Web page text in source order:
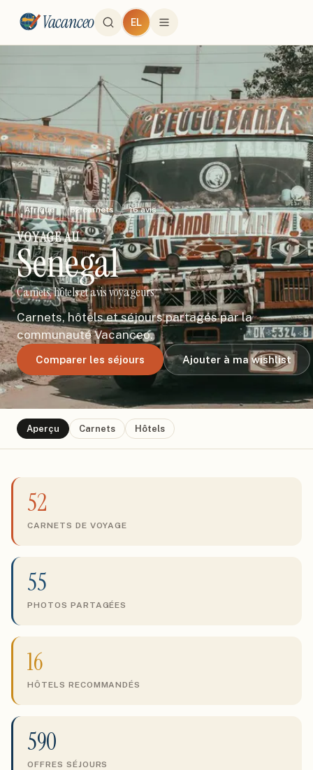
Vacanceo EL
Afrique 52carnets 16avis
VOYAGEAU
Senegal
Carnets, hôtels et avis voyageurs
Carnets, hôtels et séjours partagés par la
communauté Vacanceo.
Comparer les séjours Ajouter à ma wishlist
Aperçu Carnets Hôtels
52
CARNETS DE VOYAGE
55
PHOTOS PARTAGÉES
16
HÔTELS RECOMMANDÉS
590
OFFRES SÉJOURS